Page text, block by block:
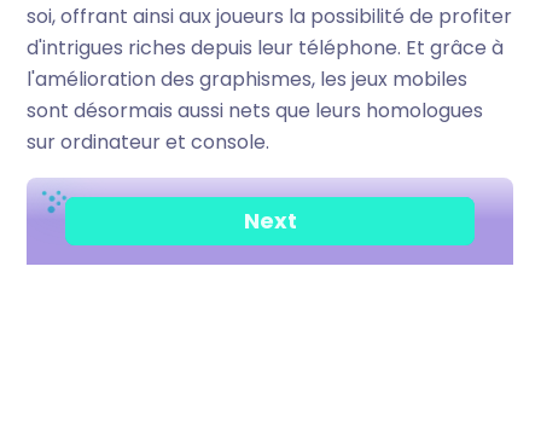
soi, offrant ainsi aux joueurs la possibilité de profiter
d'intrigues riches depuis leur téléphone. Et grâce à
l'amélioration des graphismes, les jeux mobiles
sont désormais aussi nets que leurs homologues
sur ordinateur et console.